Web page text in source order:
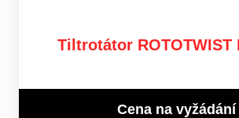
Tiltrotátor ROTOTWIST
Cena na vyžádání